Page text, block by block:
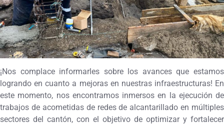
¡Nos complace informarles sobre los avances que estamos
logrando en cuanto a mejoras en nuestras infraestructuras! En
este momento, nos encontramos inmersos en la ejecución de
trabajos de acometidas de redes de alcantarillado en múltiples
sectores del cantón, con el objetivo de optimizar y fortalecer